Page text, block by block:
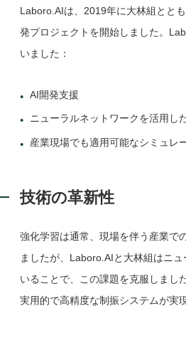
Laboro.AIは、2019年に大林組とと
発プロジェクトを開始しました。
いました：
AI開発支援
ニューラルネットワークを活用し
産業現場でも適用可能なシミュレ
技術の革新性
強化学習は通常、現場を伴う産業で
ましたが、Laboro.AIと大林組はニ
いることで、この課題を克服しまし
実用的で高精度な制振システムが実